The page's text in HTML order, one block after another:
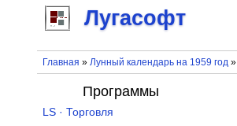
Лугасофт
Главная » Лунный календарь на 1959 год»
Программы
LS · Торговля